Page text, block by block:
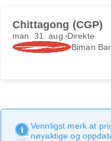
Chittagong (CGP)
man. 31. aug. Direkte
Biman
Vennligst merk at
nøyaktige og